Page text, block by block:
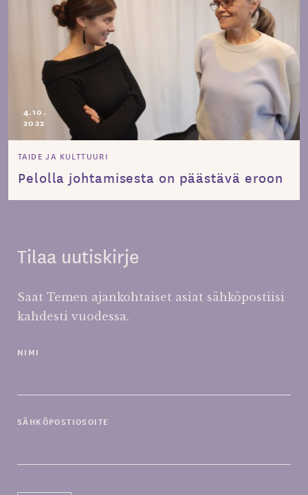
4.10.
2022
TAIDE JA KULTTUURI
Pelolla johtamisesta on päästävä eroon
Tilaa uutiskirje
Saat Temen ajankohtaiset asiat sähköpostiisi
kahdesti vuodessa.
NIMI
SÄHKÖPOSTIOSOITE